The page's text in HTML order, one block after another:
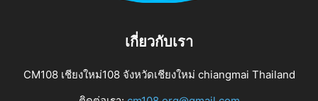
เกี่ยวกับเรา
CM108 เชียงใหม่108 จังหวัดเชียงใหม่ chiangmai Thailand